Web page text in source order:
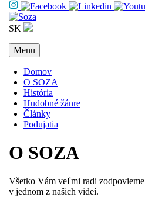
SK
Menu
Domov
O SOZA
História
Hudobné žánre
Články
Podujatia
O SOZA
Všetko Vám veľmi radi zodpovieme
v jednom z našich videí.